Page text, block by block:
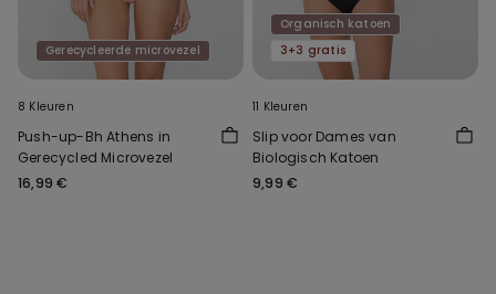
Gerecycleerde microvezel
8 Kleuren
Push-up-Bh Athens in
Gerecycled Microvezel
16,99 €
Organisch katoen
3+3 gratis
11 Kleuren
Slip voor Dames van
Biologisch Katoen
9,99 €